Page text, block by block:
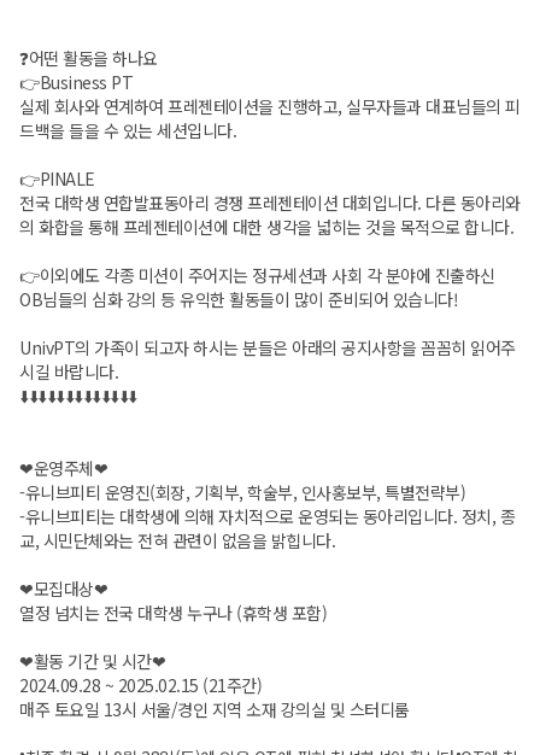
❓어떤 활동을 하나요
👉Business PT
실제 회사와 연계하여 프레젠테이션을 진행하고, 실무자들과 대표님들의 피
드백을 들을 수 있는 세션입니다.
👉PINALE
전국 대학생 연합발표동아리 경쟁 프레젠테이션 대회입니다. 다른 동아리와
의 화합을 통해 프레젠테이션에 대한 생각을 넓히는 것을 목적으로 합니다.
👉이외에도 각종 미션이 주어지는 정규세션과 사회 각 분야에 진출하신
OB님들의 심화 강의 등 유익한 활동들이 많이 준비되어 있습니다!
UnivPT의 가족이 되고자 하시는 분들은 아래의 공지사항을 꼼꼼히 읽어주
시길 바랍니다.
⬇️⬇️⬇️⬇️⬇️⬇️⬇️⬇️⬇️⬇️⬇️⬇️⬇️
❤운영주체❤
-유니브피티 운영진(회장, 기획부, 학술부, 인사홍보부, 특별전략부)
-유니브피티는 대학생에 의해 자치적으로 운영되는 동아리입니다. 정치, 종
교, 시민단체와는 전혀 관련이 없음을 밝힙니다.
❤모집대상❤
열정 넘치는 전국 대학생 누구나 (휴학생 포함)
❤활동 기간 및 시간❤
2024.09.28 ~ 2025.02.15 (21주간)
매주 토요일 13시 서울/경인 지역 소재 강의실 및 스터디룸